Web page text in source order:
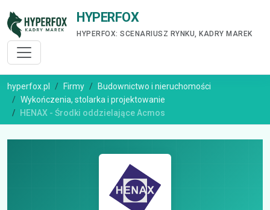
HYPERFOX
HYPERFOX: SCENARIUSZ RYNKU, KADRY MAREK
hyperfox.pl Firmy
Budownictwo i nieruchomości
Wykończenia, stolarka i projektowanie
HENAX - Środki oddzielające Acmos